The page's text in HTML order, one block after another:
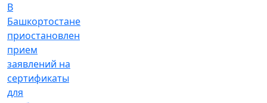
В
Башкортостане
приостановлен
прием
заявлений на
сертификаты
для